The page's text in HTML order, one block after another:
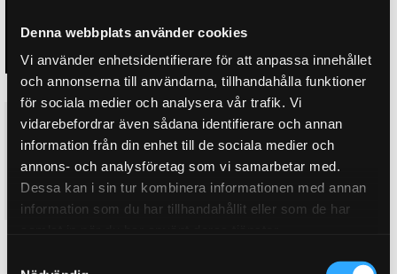
Denna webbplats använder cookies
Vi använder enhetsidentifierare för att anpassa innehållet
och annonserna till användarna, tillhandahålla funktioner
för sociala medier och analysera vår trafik. Vi
vidarebefordrar även sådana identifierare och annan
information från din enhet till de sociala medier och
annons- och analysföretag som vi samarbetar med.
Dessa kan i sin tur kombinera informationen med annan
information som du har tillhandahållit eller som de har
D2 Coilovers Pro Rally 2 BMW
Steg 3. Rally Grus/Snökit.
Custom coilovers för
professionell rally grus/snö
64 995
D2 Coilovers Pro Rally 2 BMW
Steg 3. Rally Grus/Snökit.
Custom coilovers för
professionell rally grus/snö
64 995